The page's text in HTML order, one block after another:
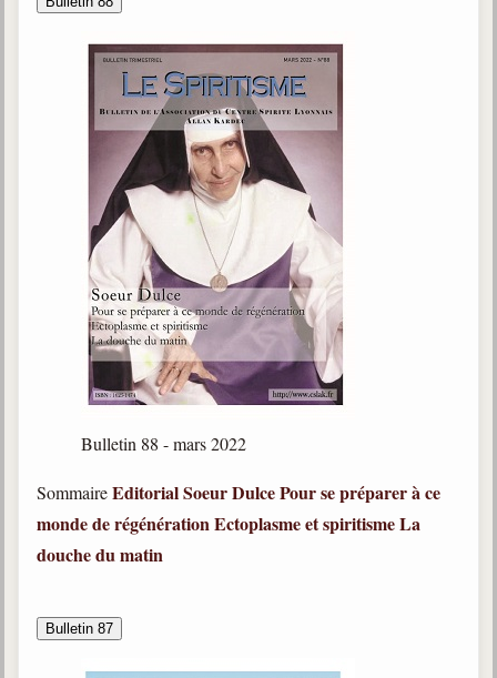
Bulletin 88 - mars 2022
SommaireEditorialSoeur DulcePour se préparer à ce
monde de régénérationEctoplasme et spiritismeLa
douche du matin
Bulletin 87